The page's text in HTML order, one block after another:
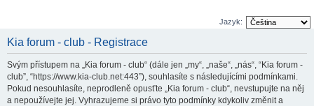
Jazyk:
Kia forum - club - Registrace
Svým přístupem na „Kia forum - club“ (dále jen „my“, „naše“, „nás“, “Kia forum -
club”, “https://www.kia-club.net:443”), souhlasíte s následujícími podmínkami.
Pokud nesouhlasíte, neprodleně opusťte „Kia forum - club“, nevstupujte na něj
a nepoužívejte jej. Vyhrazujeme si právo tyto podmínky kdykoliv změnit a